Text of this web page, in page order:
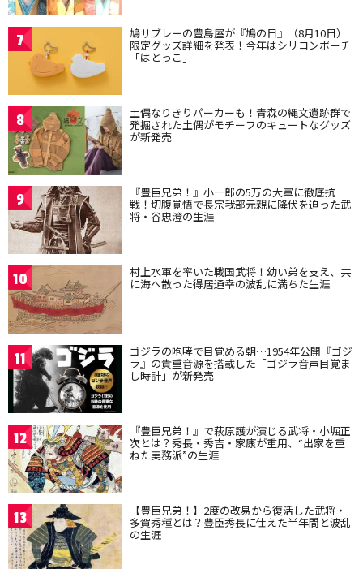
7 鳩サブレーの豊島屋が『鳩の日』（8月10日）
限定グッズ詳細を発表！今年はシリコンポーチ
「はとっこ」
8 土偶なりきりパーカーも！青森の縄文遺跡群で
発掘された土偶がモチーフのキュートなグッズ
が新発売
9 『豊臣兄弟！』小一郎の5万の大軍に徹底抗
戦！切腹覚悟で長宗我部元親に降伏を迫った武
将・谷忠澄の生涯
10 村上水軍を率いた戦国武将！幼い弟を支え、共
に海へ散った得居通幸の波乱に満ちた生涯
11 ゴジラの咆哮で目覚める朝…1954年公開『ゴジ
ラ』の貴重音源を搭載した「ゴジラ音声目覚ま
し時計」が新発売
12 『豊臣兄弟！』で萩原護が演じる武将・小堀正
次とは？秀長・秀吉・家康が重用、“出家を重
ねた実務派”の生涯
13 【豊臣兄弟！】2度の改易から復活した武将・
多賀秀種とは？豊臣秀長に仕えた半年間と波乱
の生涯